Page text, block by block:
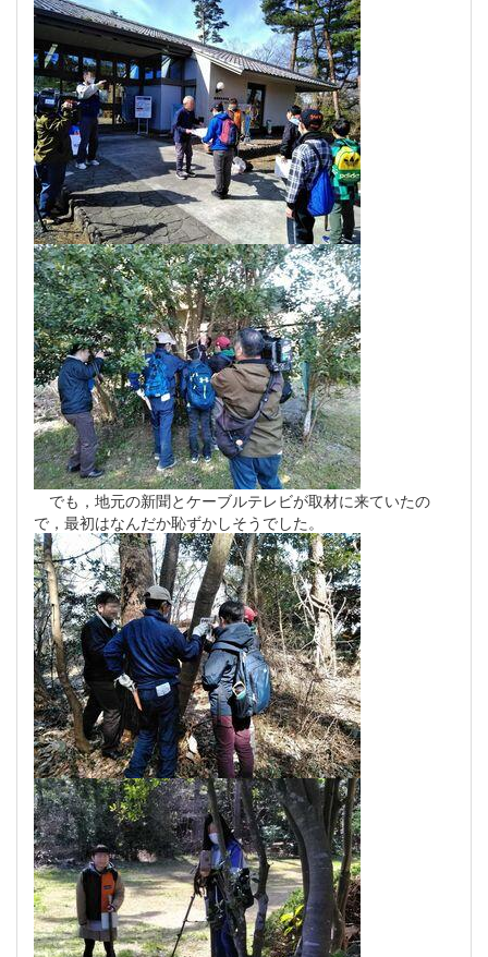
でも，地元の新聞とケーブルテレビが取材に来ていたの
で，最初はなんだか恥ずかしそうでした。